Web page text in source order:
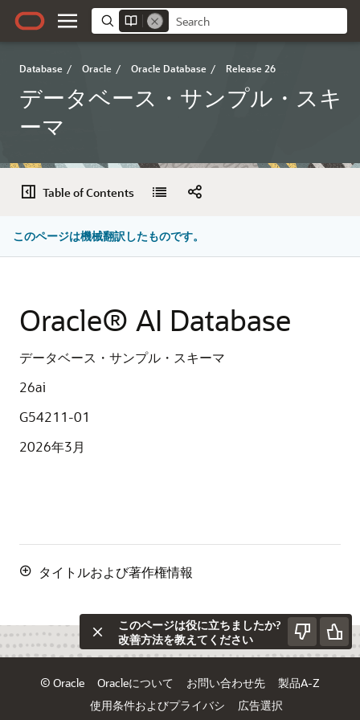
Database / Oracle / Oracle Database / Release 26
データベース・サンプル・スキ
ーマ
Table of Contents
このページは機械翻訳したものです。
Oracle® AI Database
データベース・サンプル・スキーマ
26ai
G54211-01
2026年3月
タイトルおよび著作権情報
このページは役に立ちましたか?
改善方法を教えてください
© Oracle Oracleについて お問い合わせ先
製品A-Z
使用条件およびプライバシ
広告選択